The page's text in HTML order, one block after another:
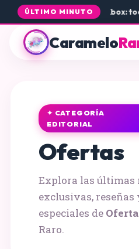
ÚLTIMO MINUTO
Rogue Core a PS5 y Xbox: todo lo
Caramelo
✦ CATEGORÍA
EDITORIAL
Ofertas
Explora las últimas
exclusivas, reseñas
especiales de
Raro.